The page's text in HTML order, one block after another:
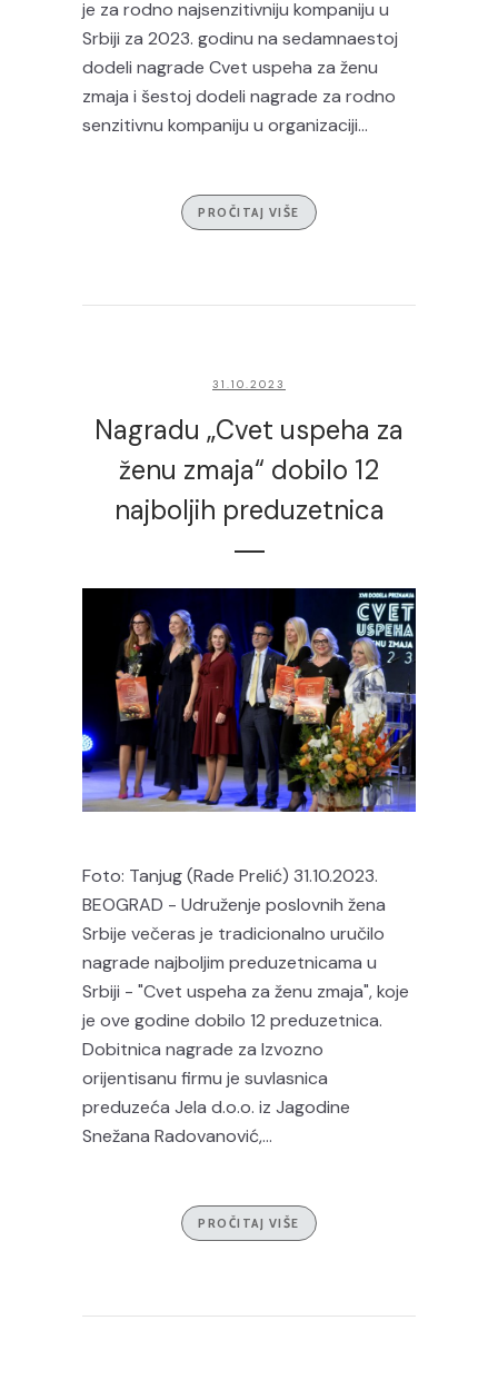
je za rodno najsenzitivniju kompaniju u
Srbiji za 2023. godinu na sedamnaestoj
dodeli nagrade Cvet uspeha za ženu
zmaja i šestoj dodeli nagrade za rodno
senzitivnu kompaniju u organizaciji...
PROČITAJ VIŠE
31.10.2023
Nagradu „Cvet uspeha za
ženu zmaja“ dobilo 12
najboljih preduzetnica
Foto: Tanjug (Rade Prelić) 31.10.2023.
BEOGRAD - Udruženje poslovnih žena
Srbije večeras je tradicionalno uručilo
nagrade najboljim preduzetnicama u
Srbiji - "Cvet uspeha za ženu zmaja", koje
je ove godine dobilo 12 preduzetnica.
Dobitnica nagrade za Izvozno
orijentisanu firmu je suvlasnica
preduzeća Jela d.o.o. iz Jagodine
Snežana Radovanović,...
PROČITAJ VIŠE